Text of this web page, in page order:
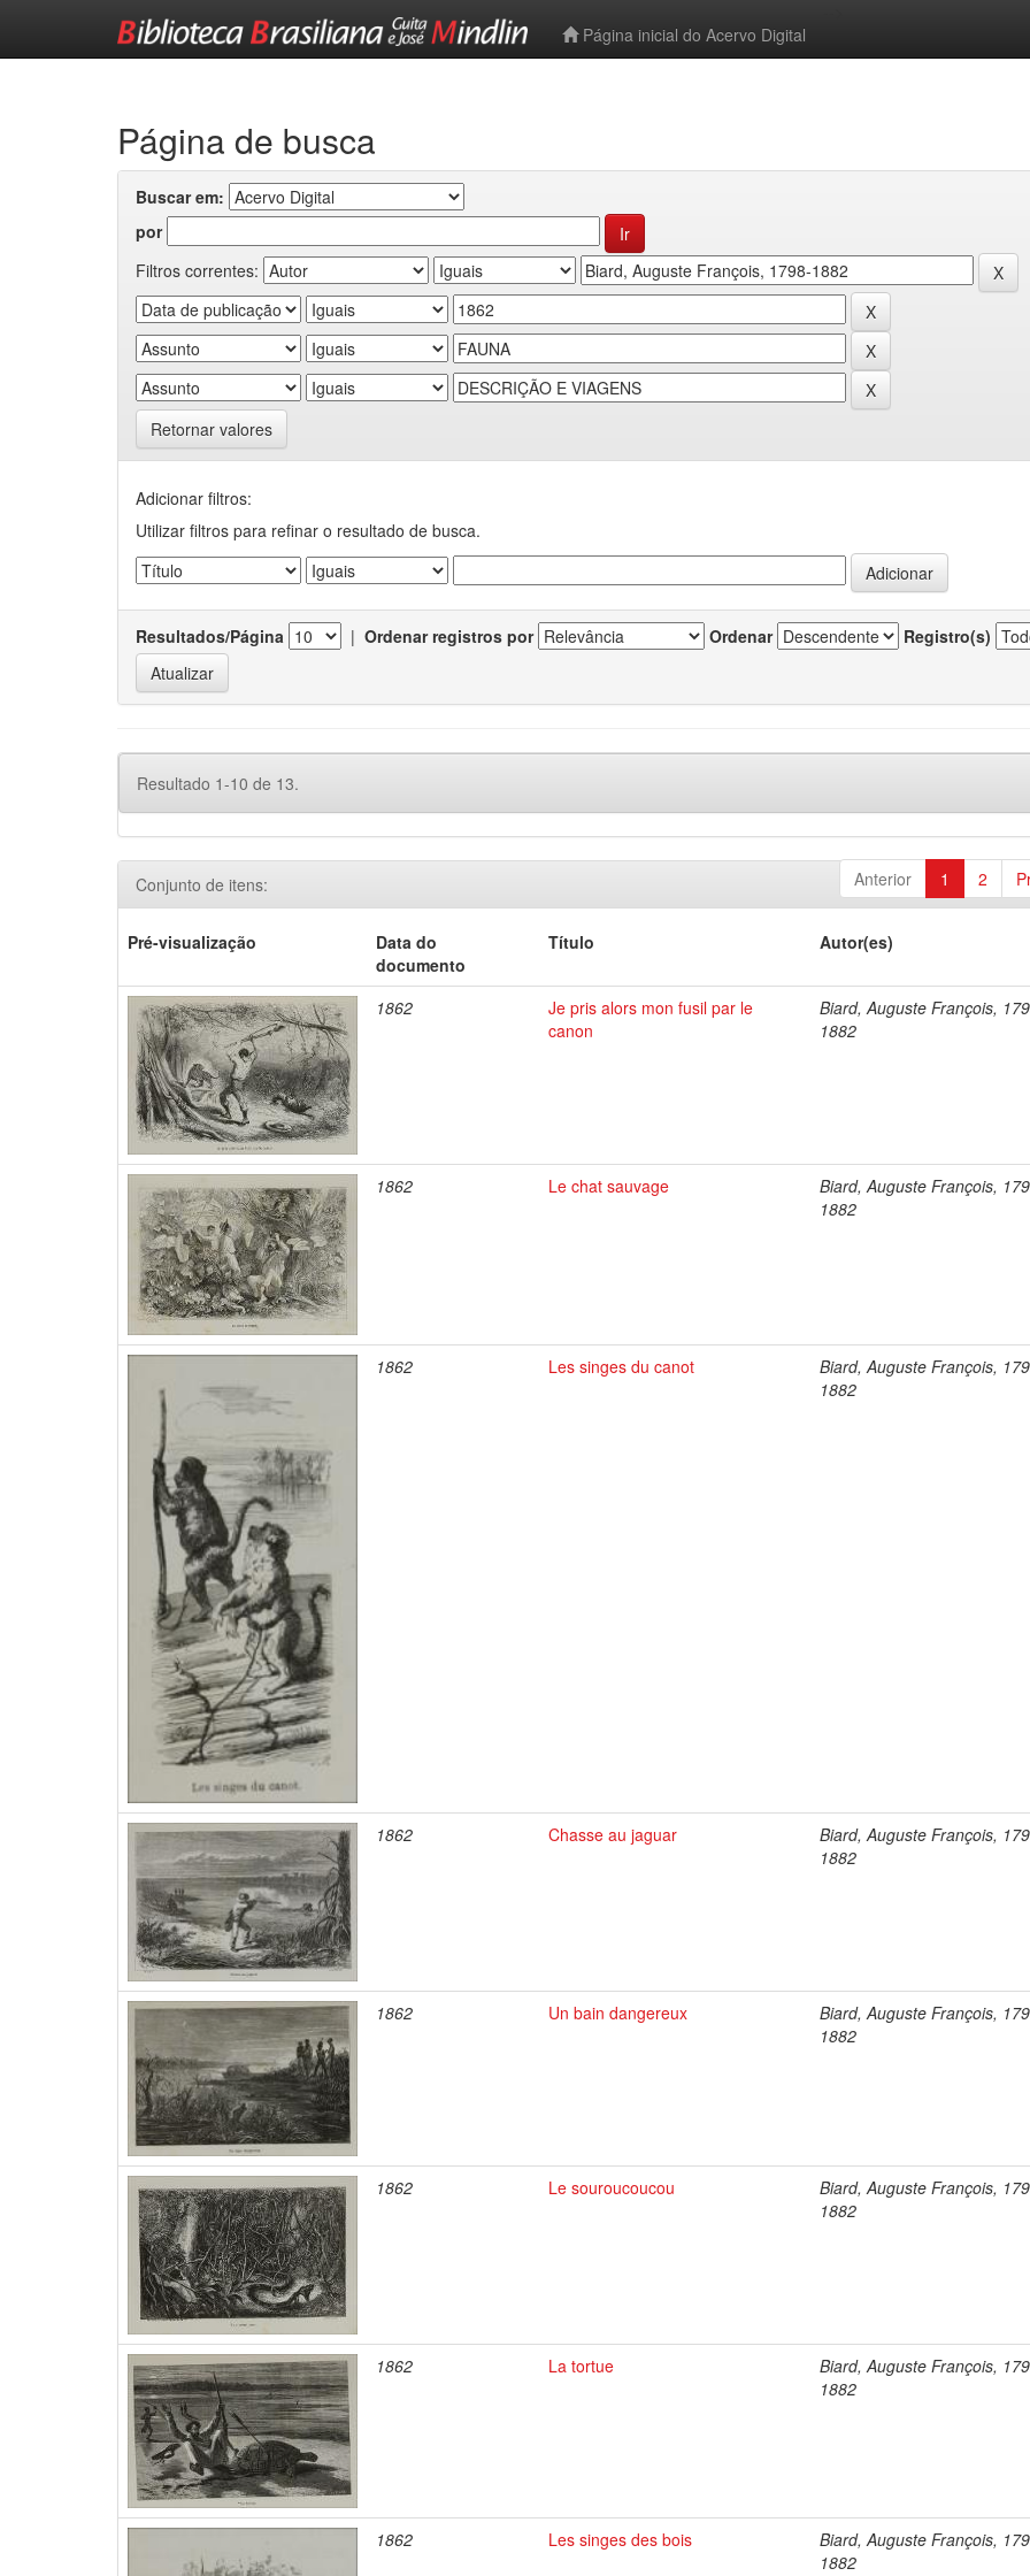
Página inicial do Acervo Digital
Página de busca
Buscar em:
por
Filtros correntes:
Retornar valores
Adicionar filtros:
Utilizar filtros para refinar o resultado de busca.
Resultados/Página | Ordenar registros por Ordenar Registro(s)
Resultado 1-10 de 13.
Anterior 1 2
Conjunto de itens:
Pré-visualização
Data do
documento
Título Autor(es)
1862
Je pris alors mon fusil par le
canon
Biard, Auguste François,
1882
1862 Le chat sauvage
Biard, Auguste François,
1882
1862 Les singes du canot
Biard, Auguste François,
1882
1862 Chasse au jaguar
Biard, Auguste François,
1882
1862 Un bain dangereux
Biard, Auguste François,
1882
1862 Le souroucoucou
Biard, Auguste François,
1882
1862 La tortue
Biard, Auguste François,
1882
1862 Les singes des bois
Biard, Auguste François,
1882